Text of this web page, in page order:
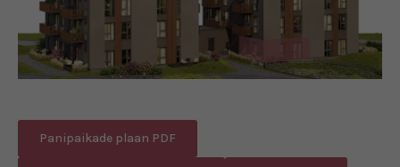
Panipaikade plaan PDF